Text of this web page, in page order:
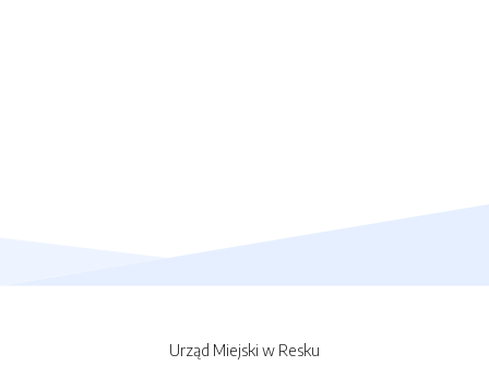
Urząd Miejski w Resku